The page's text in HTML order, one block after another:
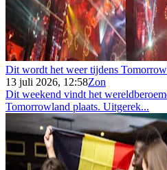
Dit wordt het weer tijdens
13 juli 2026, 12:58Zon
Dit weekend vindt het
Tomorrowland plaats. Uitgerek...